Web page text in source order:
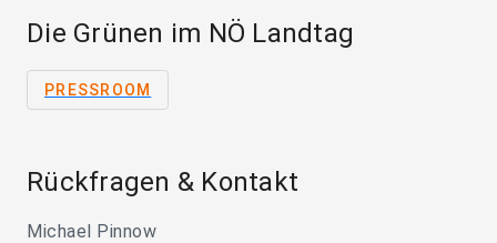
Die Grünen im NÖ Landtag
PRESSROOM
Rückfragen & Kontakt
Michael Pinnow